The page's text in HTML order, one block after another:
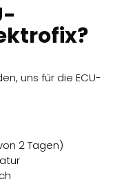
uns für die ECU-
2 Tagen)